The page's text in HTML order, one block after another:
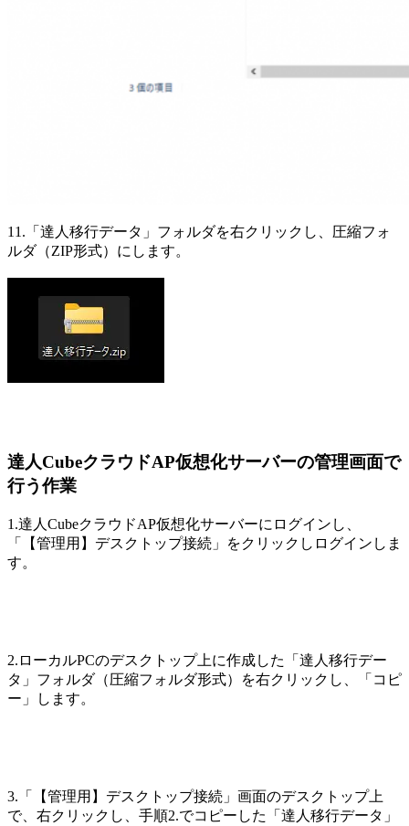
11.「達人移行データ」フォルダを右クリックし、圧縮フォ
ルダ（ZIP形式）にします。
達人CubeクラウドAP仮想化サーバーの管理画面で
行う作業
1.達人CubeクラウドAP仮想化サーバーにログインし、
「【管理用】デスクトップ接続」をクリックしログインしま
す。
2.ローカルPCのデスクトップ上に作成した「達人移行デー
タ」フォルダ（圧縮フォルダ形式）を右クリックし、「コピ
ー」します。
3.「【管理用】デスクトップ接続」画面のデスクトップ上
で、右クリックし、手順2.でコピーした「達人移行データ」